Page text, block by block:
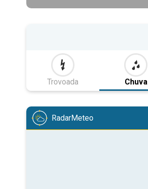
Trovoada Chuva
RadarMeteo